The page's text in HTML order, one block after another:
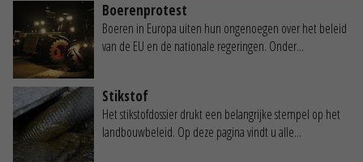
Boerenprotest
Boeren in Europa uiten hun ongenoegen over het beleid
van de EU en de nationale regeringen. Onder...
Stikstof
Het stikstofdossier drukt een belangrijke stempel op het
landbouwbeleid. Op deze pagina vindt u alle...